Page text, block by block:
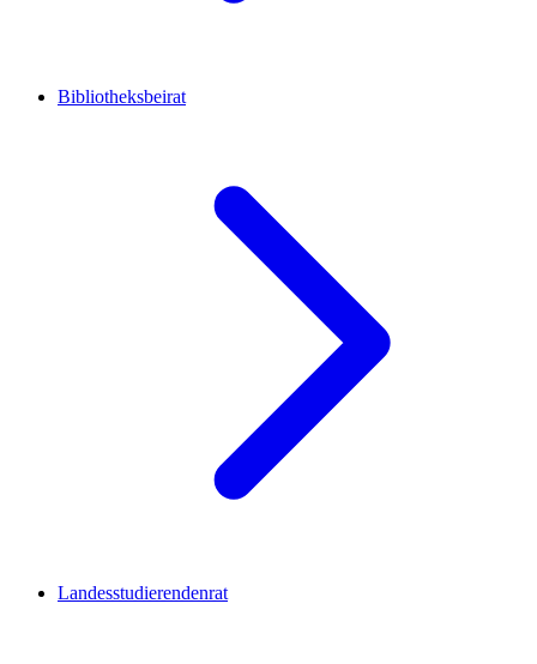
Bibliotheksbeirat
Landesstudierendenrat